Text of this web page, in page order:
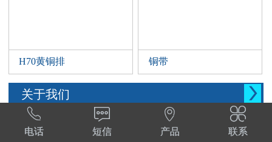
H70黄铜排 铜带
关于我们 
西安晨腾物资有限公司 常年销售铜管，铜棒。
铜棒，铜排等。材质:T1,T2,T3,TP2,Tu1,TU2,

电话

短信

产品

联系